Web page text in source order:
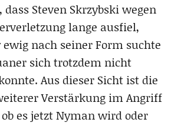
Steven Skrzybski wegen
lange ausfiel,
ewig nach seiner Form suchte
sich trotzdem nicht
Aus dieser Sicht ist die
Verstärkung im Angriff
es jetzt Nyman wird oder